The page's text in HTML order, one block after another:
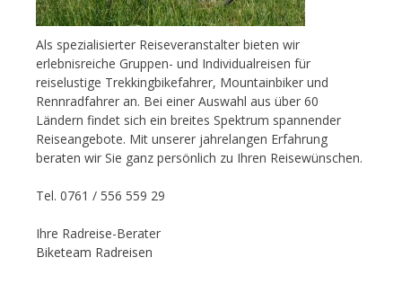
Als spezialisierter Reiseveranstalter bieten wir
erlebnisreiche Gruppen- und Individualreisen für
reiselustige Trekkingbikefahrer, Mountainbiker und
Rennradfahrer an. Bei einer Auswahl aus über 60
Ländern findet sich ein breites Spektrum spannender
Reiseangebote. Mit unserer jahrelangen Erfahrung
beraten wir Sie ganz persönlich zu Ihren Reisewünschen.
Tel. 0761 / 556 559 29
Ihre Radreise-Berater
Biketeam Radreisen